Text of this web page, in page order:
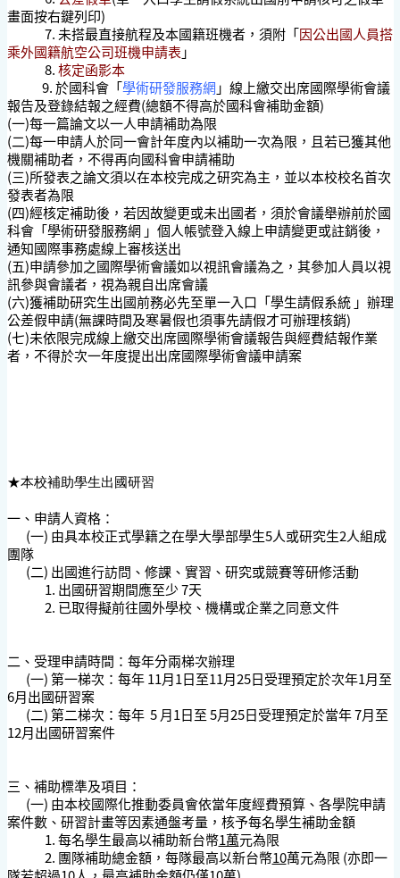
畫面按右鍵列印)
7. 未搭最直接航程及本國籍班機者，須附「因公出國人員搭
乘外國籍航空公司班機申請表 」
8.核定函影本
9.於國科會「學術研發服務網 」線上繳交出席國際學術會議
報告及登錄結報之經費(總額不得高於國科會補助金額)
(一)每一篇論文以一人申請補助為限
(二)每一申請人於同一會計年度內以補助一次為限，且若已獲其他
機關補助者，不得再向國科會申請補助
(三)所發表之論文須以在本校完成之研究為主，並以本校校名首次
發表者為限
(四)經核定補助後，若因故變更或未出國者，須於會議舉辦前於國
科會「學術研發服務網 」個人帳號登入線上申請變更或註銷後，
通知國際事務處線上審核送出
(五)申請參加之國際學術會議如以視訊會議為之，其參加人員以視
訊參與會議者，視為親自出席會議
(六)獲補助研究生出國前務必先至單一入口「學生請假系統 」辦理
公差假申請(無課時間及寒暑假也須事先請假才可辦理核銷)
(七)未依限完成線上繳交出席國際學術會議報告與經費結報作業
者，不得於次一年度提出出席國際學術會議申請案
★本校補助學生出國研習
一、 申請人資格：
(一) 由具本校正式學籍之在學大學部學生5人或研究生2人組成
團隊
(二) 出國進行訪問、修課、實習、研究或競賽等研修活動
1. 出國研習期間應至少 7天
2. 已取得擬前往國外學校、機構或企業之同意文件
二、 受理申請時間：每年分兩梯次辦理
(一) 第一梯次：每年 11月1日至11月25日受理預定於次年1月至
6月出國研習案
(二) 第二梯次：每年 5 月1日至 5月25日受理預定於當年 7月至
12月出國研習案件
三、補助標準及項目：
(一) 由本校國際化推動委員會依當年度經費預算、各學院申請
案件數、研習計畫等因素通盤考量，核予每名學生補助金額
1. 每名學生最高以補助新台幣1萬元為限
2. 團隊補助總金額，每隊最高以新台幣10萬元為限 (亦即一